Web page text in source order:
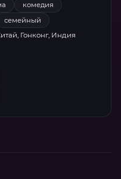
комедия
семейный
Гонконг, Индия